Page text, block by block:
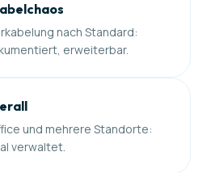
nach Standard:
erweiterbar.
und mehrere Standorte:
verwaltet.